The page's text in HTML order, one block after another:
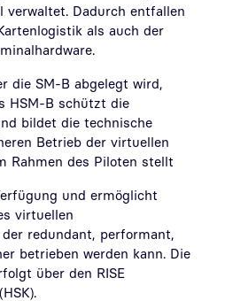
Dadurch entfallen
als auch der
die SM-B abgelegt wird,
HSM-B schützt die
bildet die technische
Betrieb der virtuellen
Rahmen des Piloten stellt
und ermöglicht
virtuellen
redundant, performant,
betrieben werden kann. Die
über den RISE